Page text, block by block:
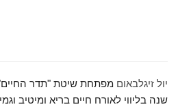
יול זיגלבאום
שנה בליווי לאורח חיים בריא ומיטיב